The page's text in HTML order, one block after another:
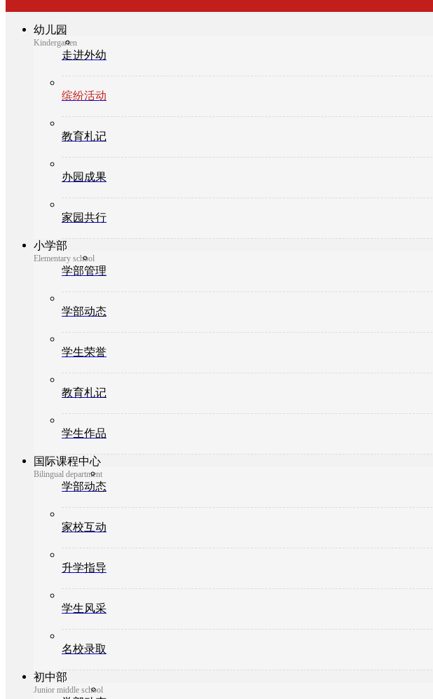
幼儿园
Kindergarten
走进外幼
缤纷活动
教育札记
办园成果
家园共行
小学部
Elementary school
学部管理
学部动态
学生荣誉
教育札记
学生作品
国际课程中心
Bilingual department
学部动态
家校互动
升学指导
学生风采
名校录取
初中部
Junior middle school